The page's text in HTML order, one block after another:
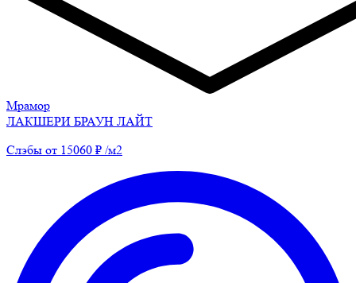
Мрамор
ЛАКШЕРИ БРАУН ЛАЙТ
Слэбы от 15060 ₽ /м2